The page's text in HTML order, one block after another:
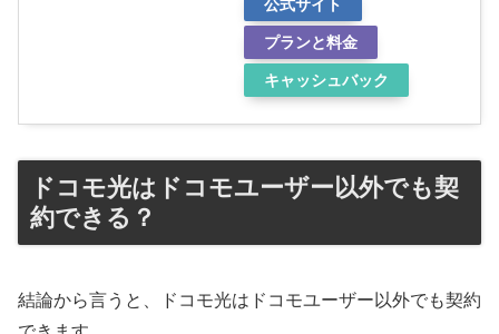
公式サイト
プランと料金
キャッシュバック
ドコモ光はドコモユーザー以外でも契
約できる？
結論から言うと、ドコモ光はドコモユーザー以外でも契約